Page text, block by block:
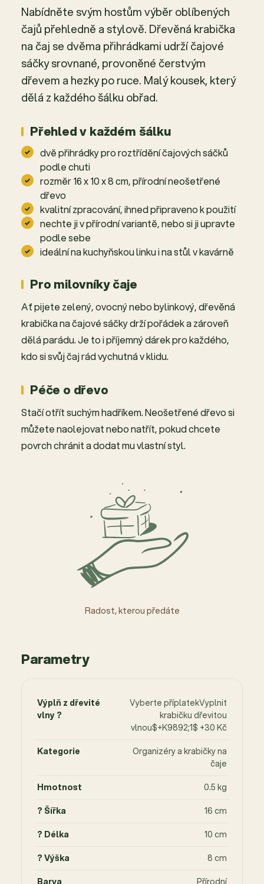
Nabídněte svým hostům výběr oblíbených
čajů přehledně a stylově. Dřevěná krabička
na čaj se dvěma přihrádkami udrží čajové
sáčky srovnané, provoněné čerstvým
dřevem a hezky po ruce. Malý kousek, který
dělá z každého šálku obřad.
Přehled v každém šálku
dvě přihrádky pro roztřídění čajových sáčků
podle chuti
rozměr 16 x 10 x 8 cm, přírodní neošetřené
dřevo
kvalitní zpracování, ihned připraveno k použití
nechte ji v přírodní variantě, nebo si ji upravte
podle sebe
ideální na kuchyňskou linku i na stůl v kavárně
Pro milovníky čaje
Ať pijete zelený, ovocný nebo bylinkový, dřevěná
krabička na čajové sáčky drží pořádek a zároveň
dělá parádu. Je to i příjemný dárek pro každého,
kdo si svůj čaj rád vychutná v klidu.
Péče o dřevo
Stačí otřít suchým hadříkem. Neošetřené dřevo si
můžete naolejovat nebo natřít, pokud chcete
povrch chránit a dodat mu vlastní styl.
Radost, kterou předáte
Parametry
Výplň z dřevité
vlny ?
Vyberte příplatekVyplnit
krabičku dřevitou
vlnou$+K9892;1$ +30 Kč
Kategorie
Organizéry a krabičky na
čaje
Hmotnost
0.5 kg
? Šířka
16 cm
? Délka
10 cm
? Výška
8 cm